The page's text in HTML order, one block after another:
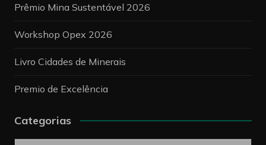
Prêmio Mina Sustentável 2026
Workshop Opex 2026
Livro Cidades de Minerais
Premio de Excelência
Categorias